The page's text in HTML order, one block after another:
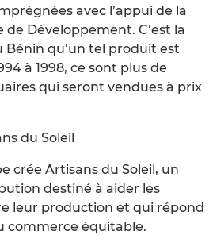
avec l’appui de la
de Développement. C’est la
Bénin qu’un tel produit est
à 1998, ce sont plus de
qui seront vendues à prix
du Soleil
crée Artisans du Soleil, un
destiné à aider les
leur production et qui répond
commerce équitable.